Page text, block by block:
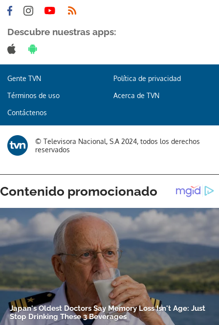
Descubre nuestras apps:
Gente TVN Política de privacidad
Términos de uso Acerca de TVN
Contáctenos
© Televisora Nacional, S.A 2024, todos los derechos
reservados